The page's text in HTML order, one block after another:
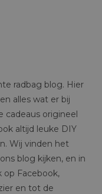
radbag blog. Hier
alles wat er bij
cadeaus origineel
altijd leuke DIY
Wij vinden het
blog kijken, en in
op Facebook,
en tot de